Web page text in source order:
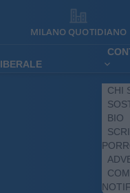
MILANO QUOTIDIANO
CHI
BIO